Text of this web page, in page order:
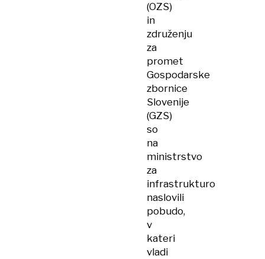
(OZS)
in
združenju
za
promet
Gospodarske
zbornice
Slovenije
(GZS)
so
na
ministrstvo
za
infrastrukturo
naslovili
pobudo,
v
kateri
vladi